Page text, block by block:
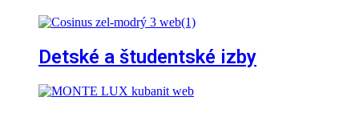
Detské a študentské izby